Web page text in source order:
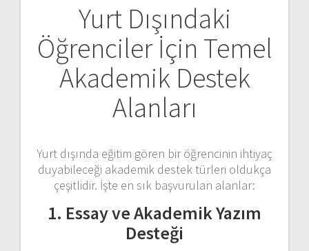
Yurt Dışındaki
Öğrenciler İçin Temel
Akademik Destek
Alanları
Yurt dışında eğitim gören bir öğrencinin ihtiyaç
duyabileceği akademik destek türleri oldukça
çeşitlidir. İşte en sık başvurulan alanlar:
1. Essay ve Akademik Yazım
Desteği